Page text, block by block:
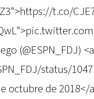
t.co/
(@ESPN_FDJ) <a
status/
octubre de